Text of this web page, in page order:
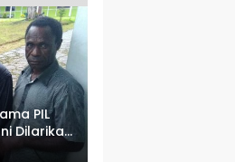
PIL
Dilarikan